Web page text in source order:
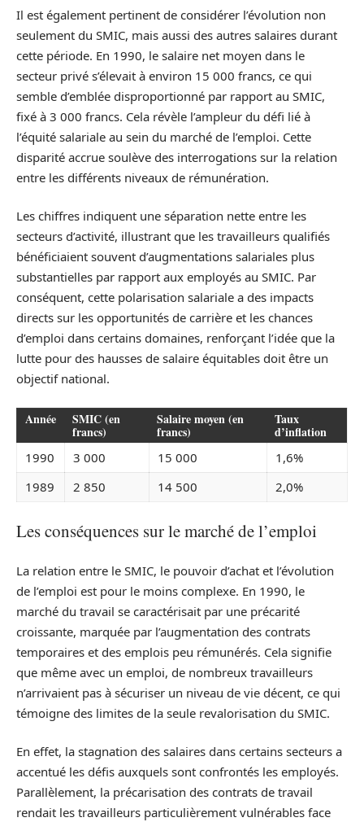
Il est également pertinent de considérer l’évolution non
seulement du SMIC, mais aussi des autres salaires durant
cette période. En 1990, le salaire net moyen dans le
secteur privé s’élevait à environ 15 000 francs, ce qui
semble d’emblée disproportionné par rapport au SMIC,
fixé à 3 000 francs. Cela révèle l’ampleur du défi lié à
l’équité salariale au sein du marché de l’emploi. Cette
disparité accrue soulève des interrogations sur la relation
entre les différents niveaux de rémunération.
Les chiffres indiquent une séparation nette entre les
secteurs d’activité, illustrant que les travailleurs qualifiés
bénéficiaient souvent d’augmentations salariales plus
substantielles par rapport aux employés au SMIC. Par
conséquent, cette polarisation salariale a des impacts
directs sur les opportunités de carrière et les chances
d’emploi dans certains domaines, renforçant l’idée que la
lutte pour des hausses de salaire équitables doit être un
objectif national.
Année SMIC (en
francs)
Salaire moyen (en
francs)
Taux
d’inflation
1990 3 000 15 000
1,6%
1989
2 850 14 500 2,0%
Les conséquences sur le marché de l’emploi
La relation entre le SMIC, le pouvoir d’achat et l’évolution
de l’emploi est pour le moins complexe. En 1990, le
marché du travail se caractérisait par une précarité
croissante, marquée par l’augmentation des contrats
temporaires et des emplois peu rémunérés. Cela signifie
que même avec un emploi, de nombreux travailleurs
n’arrivaient pas à sécuriser un niveau de vie décent, ce qui
témoigne des limites de la seule revalorisation du SMIC.
En effet, la stagnation des salaires dans certains secteurs a
accentué les défis auxquels sont confrontés les employés.
Parallèlement, la précarisation des contrats de travail
rendait les travailleurs particulièrement vulnérables face